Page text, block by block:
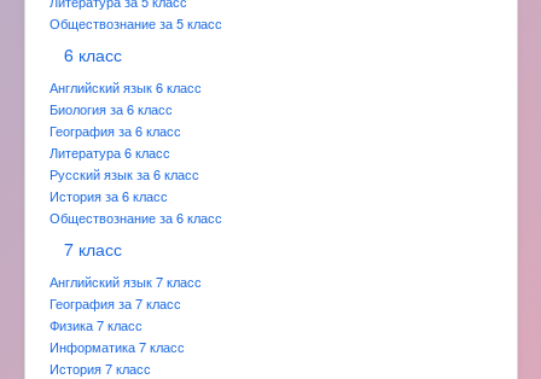
Обществознание за 5 класс
6 класс
Английский язык 6 класс
Биология за 6 класс
География за 6 класс
Литература 6 класс
Русский язык за 6 класс
История за 6 класс
Обществознание за 6 класс
7 класс
Английский язык 7 класс
География за 7 класс
Физика 7 класс
Информатика 7 класс
История 7 класс